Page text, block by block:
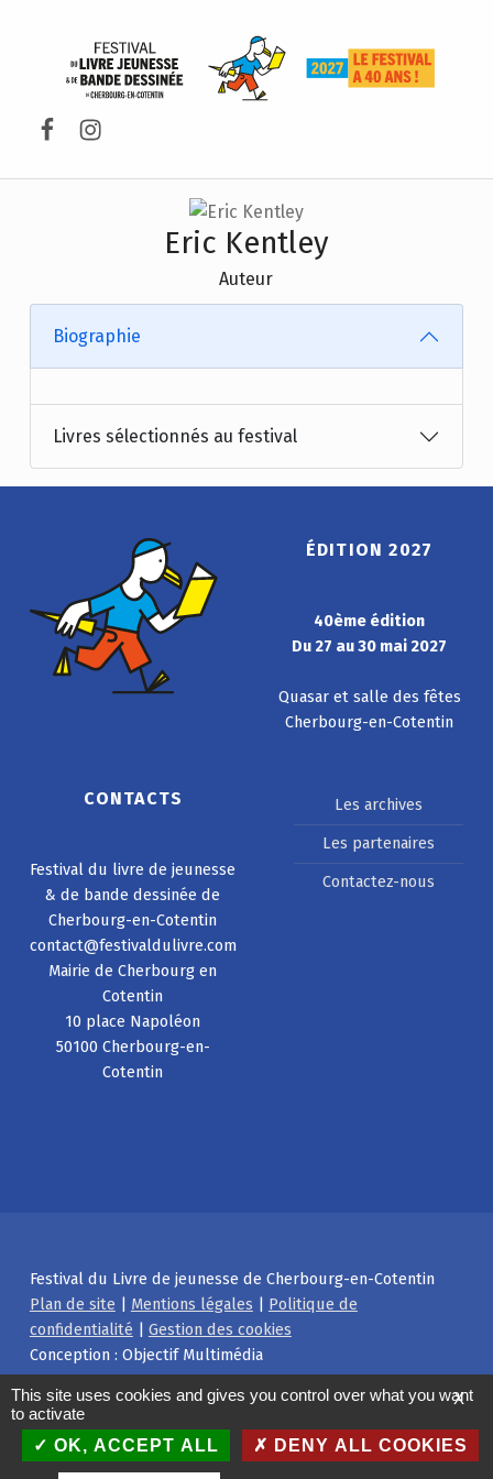
Facebook
Instagram
Eric Kentley
Auteur
Biographie
Livres sélectionnés au festival
ÉDITION 2027
40ème édition
Du 27 au 30 mai 2027
Quasar et salle des fêtes
Cherbourg-en-Cotentin
CONTACTS
Festival du livre de jeunesse
& de bande dessinée de
Cherbourg-en-Cotentin
contact@festivaldulivre.com
Mairie de Cherbourg en
Cotentin
10 place Napoléon
50100 Cherbourg-en-
Cotentin
Les archives
Les partenaires
Contactez-nous
Festival du Livre de jeunesse de Cherbourg-en-Cotentin
Plan de site | Mentions légales | Politique de
confidentialité | Gestion des cookies
Conception : Objectif Multimédia
Facebook
Instagram
Back to top ↑ X
This site uses cookies and gives you control over what you want
to activate
OK, ACCEPT ALL
DENY ALL COOKIES